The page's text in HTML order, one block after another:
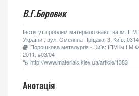
В.Г.Боровик
Інститут проблем матеріалознавства ім. І.
України , вул. Омеляна Пріцака, 3, Київ,
Порошкова металургія - Київ: ІПМ
2011, #03/04
http://www.materials.kiev.ua/article/1383
Анотація